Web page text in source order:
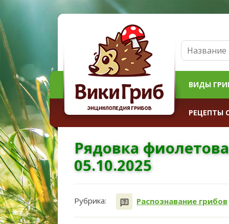
ВИДЫ
РЕЦЕПТЫ
Рядовка
05.10.2025
Рубрика: Распознавание грибов